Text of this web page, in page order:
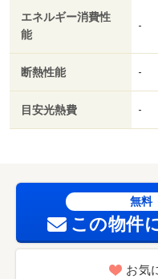
エネルギー消費性
能
-
断熱性能 -
目安光熱費 -
無料
この物件
お気